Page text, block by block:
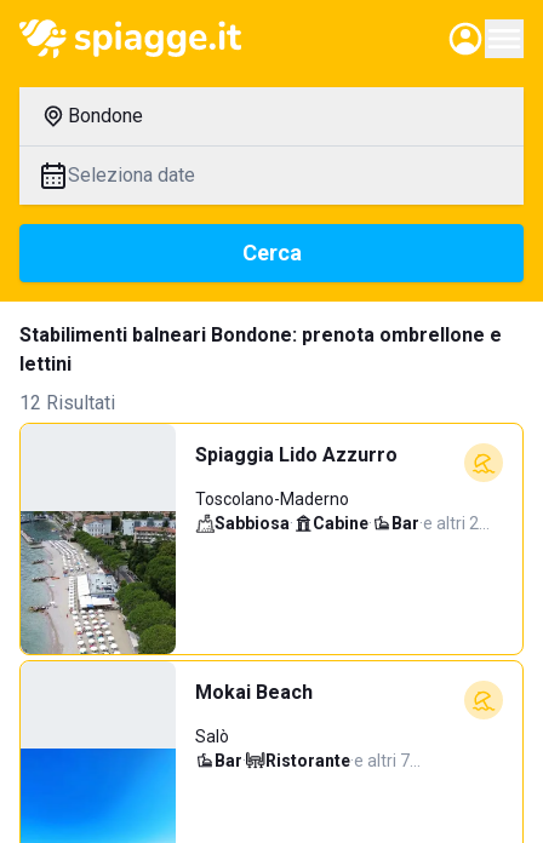
Bondone
Seleziona date
Cerca
Stabilimenti balneari Bondone: prenota ombrellone e
lettini
12 Risultati
Spiaggia Lido Azzurro
Toscolano-Maderno
Sabbiosa· Cabine· Bar·e altri 2…
Mokai Beach
Salò
Bar· Ristorante·e altri 7…